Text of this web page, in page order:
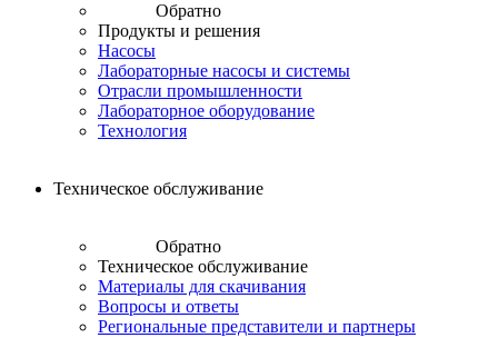
Обратно
Продукты и решения
Насосы
Лабораторные насосы и системы
Отрасли промышленности
Лабораторное оборудование
Технология
Техническое обслуживание
Обратно
Техническое обслуживание
Материалы для скачивания
Вопросы и ответы
Региональные представители и партнеры